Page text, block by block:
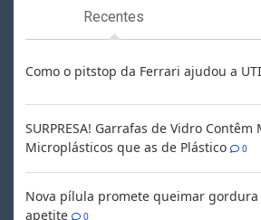
Recentes
Como o pitstop da Ferrari ajudou a
SURPRESA! Garrafas de Vidro Contêm
Microplásticos que as de Plástico
0
Nova pílula promete queimar
apetite
0